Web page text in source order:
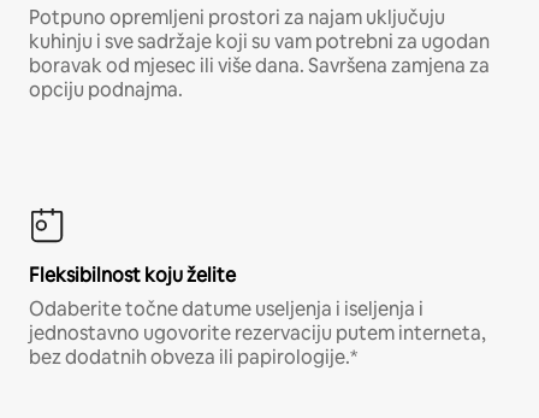
Potpuno opremljeni prostori za najam uključuju
kuhinju i sve sadržaje koji su vam potrebni za ugodan
boravak od mjesec ili više dana. Savršena zamjena za
opciju podnajma.
Fleksibilnost koju želite
Odaberite točne datume useljenja i iseljenja i
jednostavno ugovorite rezervaciju putem interneta,
bez dodatnih obveza ili papirologije.*